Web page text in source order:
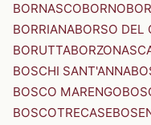
BORNASCOBORNO
BORRIANABORSO DEL
BORUTTA
BOSCHI SANT'ANNA
BOSCO MARENGO
BOSCOTRECASE